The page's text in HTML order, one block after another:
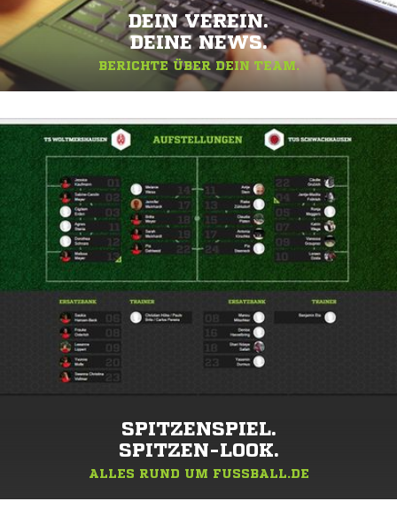
DEIN VEREIN.
DEINE NEWS.
BERICHTE ÜBER DEIN TEAM.
SPITZENSPIEL.
SPITZEN-LOOK.
ALLES RUND UM FUSSBALL.DE